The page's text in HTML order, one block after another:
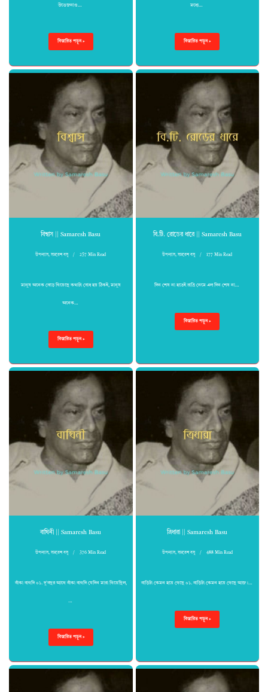
উত্তেজনাও…
বিস্তারিত পড়ুন »
মধ্যে…
বিস্তারিত পড়ুন »
বিশ্বাস || Samaresh Basu
উপন্যাস,সমরেশ বসু 257 Min Read
মানুষ অনেক বেড়ে গিয়েছে কথাটা বোধ হয় ঠিকই, মানুষ
অনেক…
বিস্তারিত পড়ুন »
বি.টি. রোডের ধারে || Samaresh Basu
উপন্যাস,সমরেশ বসু 177 Min Read
দিন শেষ না হতেই রাত্রি নেমে এল দিন শেষ না…
বিস্তারিত পড়ুন »
বাঘিনী || Samaresh Basu
উপন্যাস,সমরেশ বসু 376 Min Read
বাঁকা বাগদি ০১. দু’বছর আগে বাঁকা বাগদি যেদিন মারা গিয়েছিল,
…
বিস্তারিত পড়ুন »
ত্রিধারা || Samaresh Basu
উপন্যাস, সমরেশ বসু 488 Min Read
বাড়িটা কেমন হয়ে গেছে ০১. বাড়িটা কেমন হয়ে গেছে আজ।…
বিস্তারিত পড়ুন »